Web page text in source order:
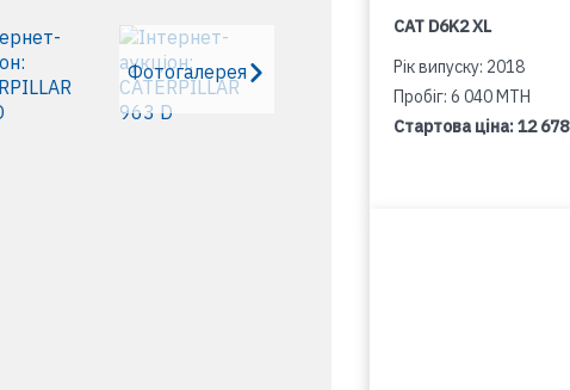
Фотогалерея
CAT D6K2 XL
Рік випуску: 2018
Пробіг: 6 040 MTH
Стартова ціна:12